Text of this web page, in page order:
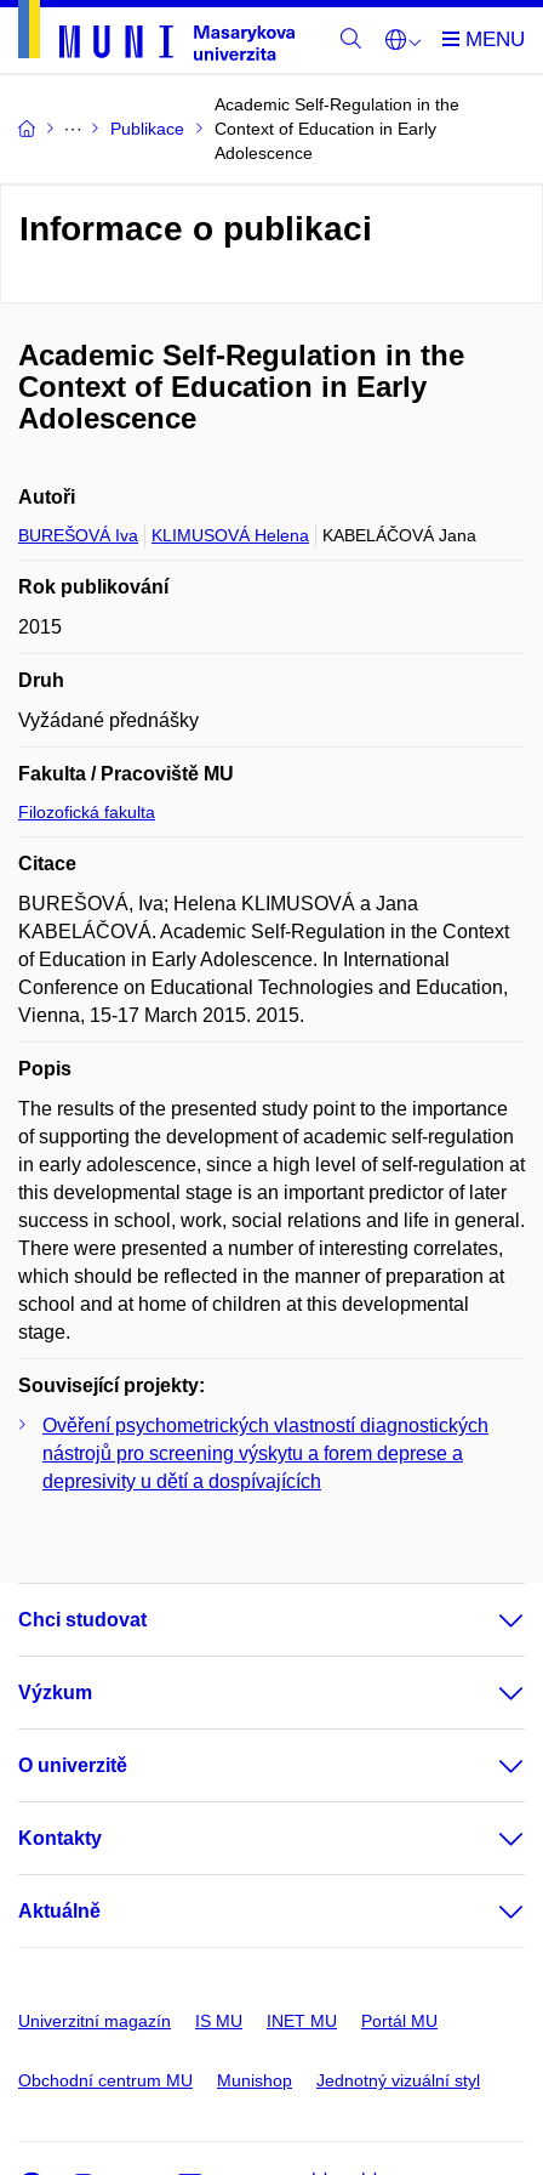
Publikace
Academic Self-Regulation in the
Context of Education in Early
Adolescence
Informace o publikaci
Academic Self-Regulation in the
Context of Education in Early
Adolescence
Autoři
BUREŠOVÁ Iva KLIMUSOVÁ Helena KABELÁČOVÁ Jana
Rok publikování
2015
Druh
Vyžádané přednášky
Fakulta / Pracoviště MU
Filozofická fakulta
Citace
BUREŠOVÁ, Iva; Helena KLIMUSOVÁ a Jana
KABELÁČOVÁ. Academic Self-Regulation in the Context
of Education in Early Adolescence. In International
Conference on Educational Technologies and Education,
Vienna, 15-17 March 2015. 2015.
Popis
The results of the presented study point to the importance
of supporting the development of academic self-regulation
in early adolescence, since a high level of self-regulation at
this developmental stage is an important predictor of later
success in school, work, social relations and life in general.
There were presented a number of interesting correlates,
which should be reflected in the manner of preparation at
school and at home of children at this developmental
stage.
Související projekty:
Ověření psychometrických vlastností diagnostických
nástrojů pro screening výskytu a forem deprese a
depresivity u dětí a dospívajících
Chci studovat
Výzkum
O univerzitě
Kontakty
Aktuálně
Univerzitní magazín IS MU INET MU Portál MU
Obchodní centrum MU Munishop Jednotný vizuální styl